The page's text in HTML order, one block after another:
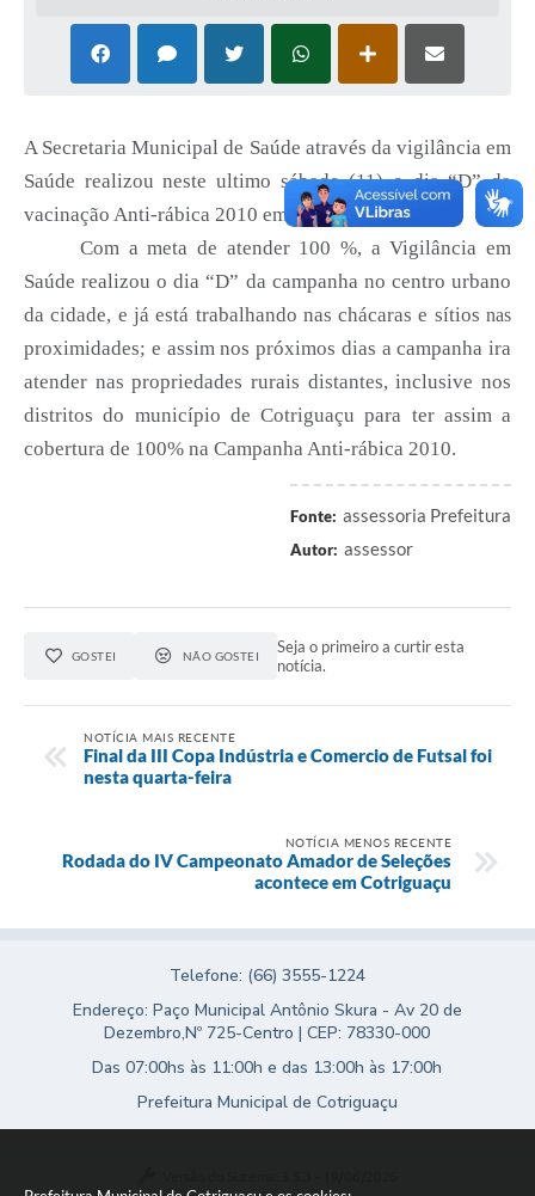
Arquivos para Download
Turismo
Projetos
Contas Públicas
Legislação
Editais
Agenda
Diário Oficial
A Secretaria Municipal de Saúde através da vigilância em
Saúde realizou neste ultimo sábado (11) o dia “D” da
vacinação Anti-rábica 2010 em Cotriguaçu.
Com a meta de atender 100 %, a Vigilância em
Saúde realizou o dia “D” da campanha no centro urbano
da cidade, e já está trabalhando nas chácaras e sítios nas
proximidades; e assim nos próximos dias a campanha ira
atender nas propriedades rurais distantes, inclusive nos
distritos do município de Cotriguaçu para ter assim a
cobertura de 100% na Campanha Anti-rábica 2010.
Fonte: assessoria Prefeitura
Autor: assessor
GOSTEI NÃO GOSTEI
Seja o primeiro a curtir esta
notícia.
NOTÍCIA MAIS RECENTE
Final da III Copa Indústria e Comercio de Futsal foi
nesta quarta-feira
NOTÍCIA MENOS RECENTE
Rodada do IV Campeonato Amador de Seleções
acontece em Cotriguaçu
Telefone: (66) 3555-1224
Endereço: Paço Municipal Antônio Skura - Av 20 de
Dezembro,Nº 725-Centro | CEP: 78330-000
Das 07:00hs às 11:00h e das 13:00h às 17:00h
Prefeitura Municipal de Cotriguaçu